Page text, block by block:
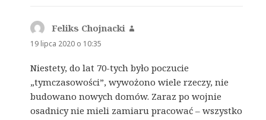
Feliks Chojnacki
19 lipca 2020 o 10:35
Niestety, do lat 70-tych było poczucie
„tymczasowości”, wywożono wiele rzeczy, nie
budowano nowych domów. Zaraz po wojnie
osadnicy nie mieli zamiaru pracować – wszystko